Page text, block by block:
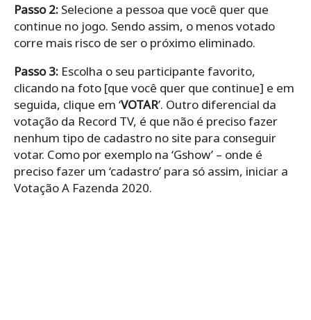
Passo 2: Selecione a pessoa que você quer que
continue no jogo. Sendo assim, o menos votado
corre mais risco de ser o próximo eliminado.
Passo 3: Escolha o seu participante favorito,
clicando na foto [que você quer que continue] e em
seguida, clique em ‘VOTAR’. Outro diferencial da
votação da Record TV, é que não é preciso fazer
nenhum tipo de cadastro no site para conseguir
votar. Como por exemplo na ‘Gshow’ – onde é
preciso fazer um ‘cadastro’ para só assim, iniciar a
Votação A Fazenda 2020.